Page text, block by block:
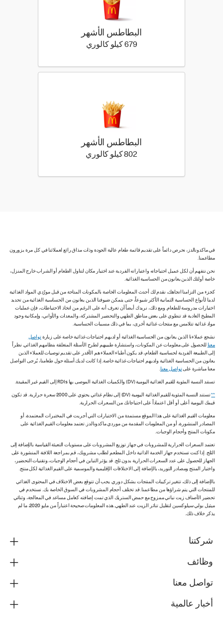
البطاطس الأشهر
679 كيلو كالوري
البطاطس الأشهر
802 كيلو كالوري 802 كيلو سعرة حرارية
في ماكدونالدز، نحرص دائماً على تقديم قائمة طعام عالية الجودة وذات مذاق رائع لعملائنا في كل مرة يزورون
مطاعمنا.
نحن نتفهم أن لكل عميل احتياجاته واعتباراته الفردية عند اختيار مكان لتناول الطعام أو الشراب خارج المنزل،
خاصة أولئك الذين يعانون من الحساسية الغذائية.
كجزء من التزامنا اتجاهك، نقدم لك أحدث المعلومات الخاصة بالمكونات المتاحة من قبل مورّدي المواد الغذائية
لدينا لأنواع الحساسية الثمانية الأكثر شيوعاً، حتى يتمكن ضيوفنا الذين يعانون من الحساسية الغذائية من تحديد
اختيارات مدروسة للطعام. ومع ذلك، نريدك أيضاً أن تعرف أنه على الرغم من اتخاذ الاحتياطات، فإن عمليات
المطبخ العادية قد تنطوي على بعض مناطق الطهي والتحضير المشتركة، والمعدات والأواني، وإمكانية وجود
مواد غذائية تتلامس مع منتجات غذائية أخرى، بما في ذلك مسببات الحساسية.
نشجع عملاءنا الذين يعانون من الحساسية الغذائية أو لديهم احتياجات غذائية خاصة على زيارةتواصل
معنا للحصول على معلومات عن المكونات، واستشارة طبيبهم لطرح الأسئلة المتعلقة بنظامهم الغذائي. نظراً
إلى الطبيعة الفردية لحساسية الطعام، قد يكون أطباء العملاء هم الأقدر على تقديم توصيات للعملاء الذين
يعانون من الحساسية الغذائية ولديهم احتياجات غذائية خاصة. إذا كانت لديك أسئلة حول طعامنا، يُرجى التواصل
معنا مباشرة علىتواصل معنا.
تستند النسبة المئوية للقيم الغذائية اليومية (DV) والكميات الغذائية الموصى بها RDIs إلى القيم غير المقيدة.
**
تستند النسبة المئوية للقيم الغذائية اليومية (DV) إلى نظام غذائي يحتوي على 2000 سعرة حرارية. قد تكون
قيمك اليومية أعلى أو أقل اعتماداً على احتياجاتك من السعرات الحرارية.
معلومات القيم الغذائية على هذا الموقع مستمدة من الاختبارات التي أجريت في المختبرات المعتمدة، أو
المصادر المنشورة، أو من المعلومات المقدمة من موردي ماكدونالدز. تعتمد معلومات القيم الغذائية على
مكونات المنتج وأحجام الوجبات.
تعتمد السعرات الحرارية للمشروبات في جهاز توزيع المشروبات على مستويات التعبئة القياسية بالإضافة إلى
الثلج. إذا كنت تستخدم جهاز الخدمة الذاتية داخل المطعم لطلب مشروبك، قم بمراجعة اللافتة المنشورة على
الجهاز للحصول على عدد السعرات الحرارية بدون ثلج. قد يؤثر التباين في أحجام الوجبات، وتقنيات التحضير،
واختبار المنتج ومصادر التوريد، بالإضافة إلى الاختلافات الإقليمية والموسمية على القيم الغذائية لكل منتج.
بالإضافة إلى ذلك، تتغير تركيبات المنتجات بشكل دوري. يجب أن تتوقع بعض الاختلاف في المحتوى الغذائي
للمنتجات التي يتم شراؤها من مطاعمنا. قد تختلف أحجام المشروبات في السوق الخاصة بك. نستخدم في
تحضير الأصناف زيت نباتي ممزوج مع حمض الستريك الذي تمت إضافته كعامل مساعد في المعالجة، وثنائي
ميثيل بولي سيلوكسين لتقليل تناثر الزيت عند الطهي. هذه المعلومات صحيحة اعتباراً من مايو 2020، ما لم
يذكر خلاف ذلك.
شركتنا
وظائف
تواصل معنا
أخبار عالمية